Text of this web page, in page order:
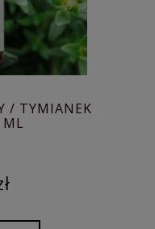
/ TYMIANEK